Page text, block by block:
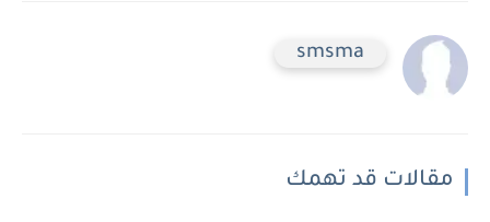
smsma
مقالات قد تهمك